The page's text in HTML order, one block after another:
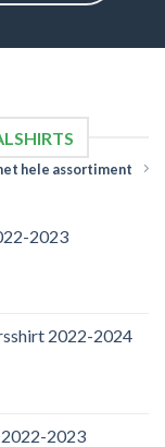
hele assortiment
2023
2022-2024
2023